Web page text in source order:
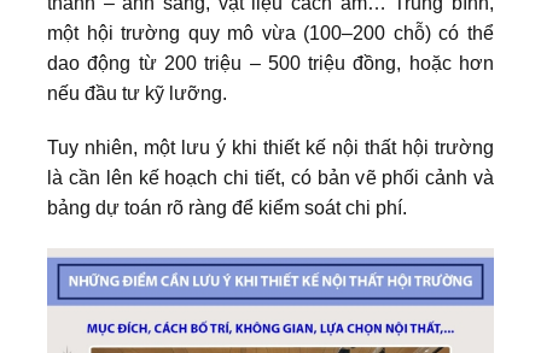
một hội trường quy mô vừa (100–200 chỗ) có thể
dao động từ 200 triệu – 500 triệu đồng, hoặc hơn
nếu đầu tư kỹ lưỡng.
Tuy nhiên, một lưu ý khi thiết kế nội thất hội trường
là cần lên kế hoạch chi tiết, có bản vẽ phối cảnh và
bảng dự toán rõ ràng để kiểm soát chi phí.